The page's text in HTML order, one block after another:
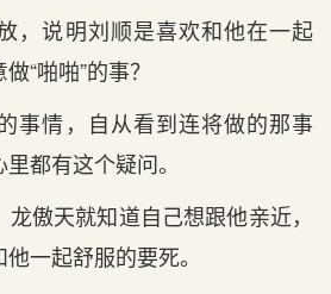
，说明刘顺是喜欢和他在一起
“啪啪”的事？
事情，自从看到连将做的那事
都有这个疑问。
傲天就知道自己想跟他亲近，
一起舒服的要死。